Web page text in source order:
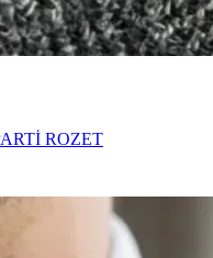
ROZET